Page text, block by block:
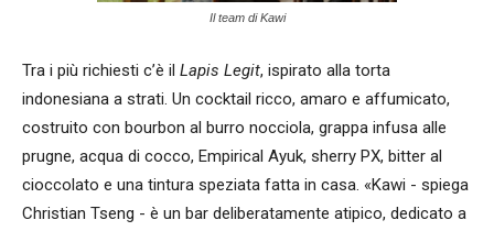
Il team di Kawi
Tra i più richiesti c’è il Lapis Legit, ispirato alla torta
indonesiana a strati. Un cocktail ricco, amaro e affumicato,
costruito con bourbon al burro nocciola, grappa infusa alle
prugne, acqua di cocco, Empirical Ayuk, sherry PX, bitter al
cioccolato e una tintura speziata fatta in casa. «Kawi - spiega
Christian Tseng - è un bar deliberatamente atipico, dedicato a